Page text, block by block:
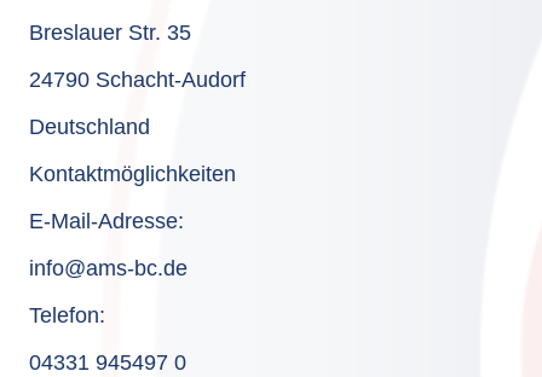
Breslauer Str. 35
24790 Schacht-Audorf
Deutschland
Kontaktmöglichkeiten
E-Mail-Adresse:
info@ams-bc.de
Telefon:
04331 945497 0